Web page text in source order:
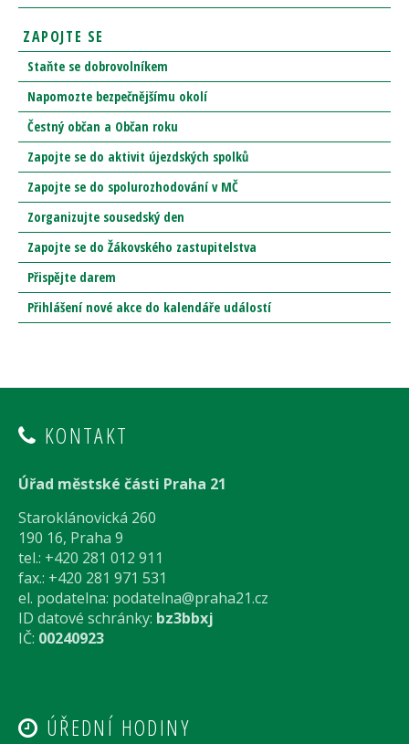
ZAPOJTE SE
Staňte se dobrovolníkem
Napomozte bezpečnějšímu okolí
Čestný občan a Občan roku
Zapojte se do aktivit újezdských spolků
Zapojte se do spolurozhodování v MČ
Zorganizujte sousedský den
Zapojte se do Žákovského zastupitelstva
Přispějte darem
Přihlášení nové akce do kalendáře událostí
KONTAKT
Úřad městské části Praha 21
Staroklánovická 260
190 16, Praha 9
tel.: +420 281 012 911
fax.: +420 281 971 531
el. podatelna: podatelna@praha21.cz
ID datové schránky: bz3bbxj
IČ: 00240923
ÚŘEDNÍ HODINY